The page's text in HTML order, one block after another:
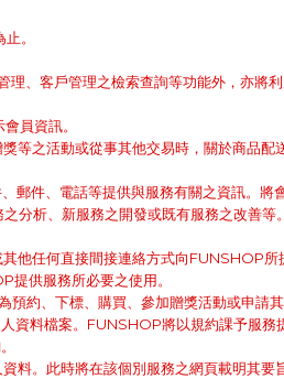
。
、客戶管理之檢索查詢等功能外，亦將
員資訊。
等之活動或從事其他交易時，關於商品
件、電話等提供與服務有關之資訊。將
分析、新服務之開發或既有服務之改善
他任何直接間接連絡方式向FUNSHOP所
供服務所必要之使用。
預約、下標、購買、參加贈獎活動或申
資料檔案。FUNSHOP將以規約課予服
料。此時將在該個別服務之網頁載明其要旨